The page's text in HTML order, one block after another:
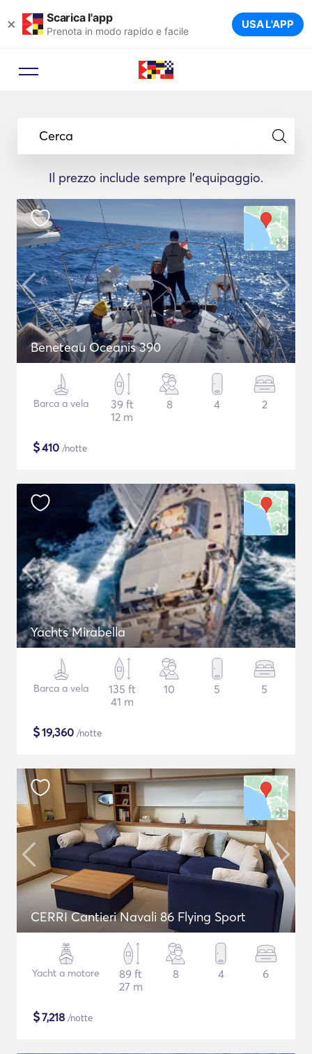
× Scarica l'app
Prenota in modo rapido e facile USA L'APP
Cerca
Il prezzo include sempre l'equipaggio.
Beneteau Oceanis 390
Barca a vela
39 ft
12 m
8 4 2
$410 /notte
Yachts Mirabella
Barca a vela
135 ft
41 m
10 5 5
$19,360 /notte
CERRI Cantieri Navali 86 Flying Sport
Yacht a motore
89 ft
27 m
8 4 6
$7,218 /notte